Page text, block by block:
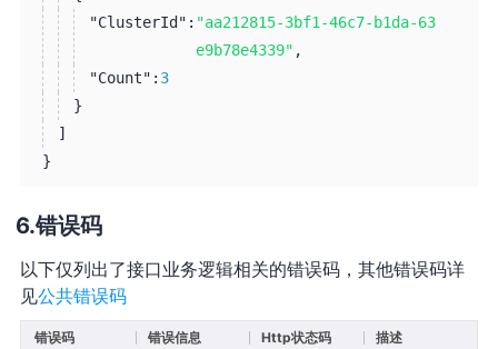
"ClusterId": "aa212815-3bf1-46c7-b1da-63
e9b78e4339" ,
"Count": 3
}
]
}
错误码
以下仅列出了接口业务逻辑相关的错误码，其他错误码详
见公共错误码
错误码 错误信息 Http状态码 描述